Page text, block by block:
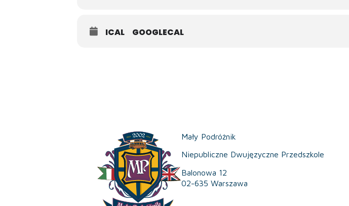
ICAL GOOGLECAL
Mały Podróżnik
Niepubliczne Dwujęzyczne Przedszkole
Balonowa 12
02-635 Warszawa